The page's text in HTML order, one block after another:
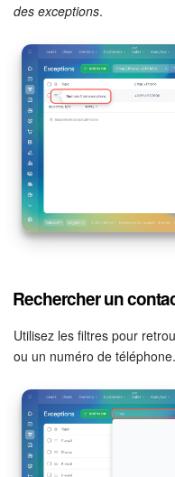
des exceptions.
Rechercher un
Utilisez les filtres pour
ou un numéro de téléphone.